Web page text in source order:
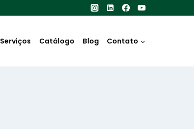
Serviços Catálogo Blog Contato